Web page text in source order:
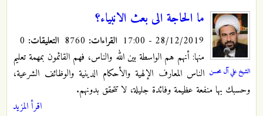
الشيخ علي آل محسن
ما الحاجة الى بعث الانبياء؟
28/12/2019 - 17:00 القراءات: التعليقات:
منها: أنهم هم الواسطة بين الله والناس، فهم القائمون بمهمة تعليم
الناس المعارف الإلهية والأحكام الدينية والوظائف الشرعية،
وحسبك بها منفعة عظيمة وفائدة جليلة، لا تتحقق بدونهم.
اقرأ المزيد